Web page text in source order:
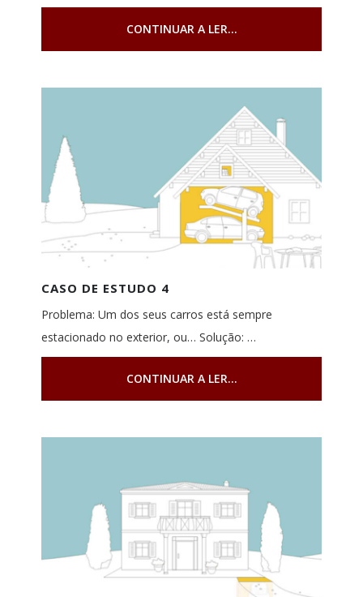
CONTINUAR A LER...
CASO DE ESTUDO 4
Problema: Um dos seus carros está sempre
estacionado no exterior, ou… Solução: …
CONTINUAR A LER...